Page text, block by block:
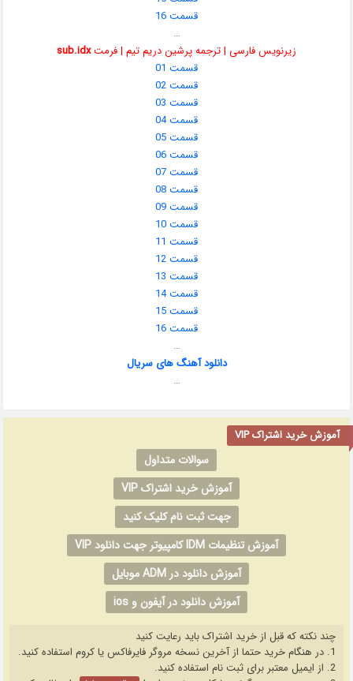
قسمت 16
…
زیرنویس فارسی | ترجمه پرشین دریم تیم | فرمتsub.idx
قسمت 01
قسمت 02
قسمت 03
قسمت 04
قسمت 05
قسمت 06
قسمت 07
قسمت 08
قسمت 09
قسمت 10
قسمت 11
قسمت 12
قسمت 13
قسمت 14
قسمت 15
قسمت 16
…
دانلود آهنگ های سریال
…
آموزش خرید اشتراک VIP
سوالات متداول
آموزش خرید اشتراک VIP
جهت ثبت نام کلیک کنید
آموزش تنظیمات IDM کامپیوتر جهت دانلود VIP
آموزش دانلود در ADM موبایل
آموزش دانلود در آیفون و ios
چند نکته که قبل از خرید اشتراک باید رعایت کنید
1. در هنگام خرید حتما از آخرین نسخه مروگر فایرفاکس یا کروم استفاده کنید.
2. از ایمیل معتبر برای ثبت نام استفاده کنید.